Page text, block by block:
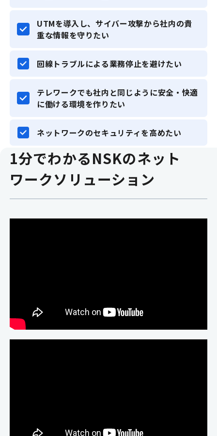
UTMを導入し、サイバー攻撃から社内の貴
重な情報を守りたい
回線トラブルによる業務停止を避けたい
テレワークでも社内と同じように安全・快適
に働ける環境を作りたい
ネットワークのセキュリティを高めたい
1分でわかるNSKのネット
ワークソリューション